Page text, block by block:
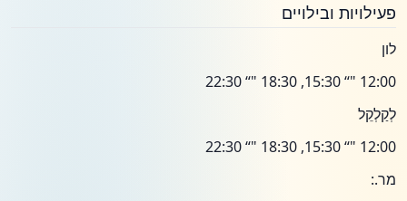
פעילויות ובילויים
לון
12:00 "“ 15:30, 18:30 "“ 22:30
לְקַלְקֵל
12:00 "“ 15:30, 18:30 "“ 22:30
מר.: